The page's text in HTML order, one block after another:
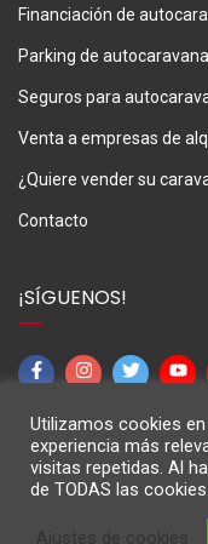
Financiación de
Parking de
Seguros para
Venta a empresas de
¿Quiere vender su
Contacto
¡SÍGUENOS!
Utilizamos cookies
experiencia más
visitas repetidas. Al
de TODAS las cookies.